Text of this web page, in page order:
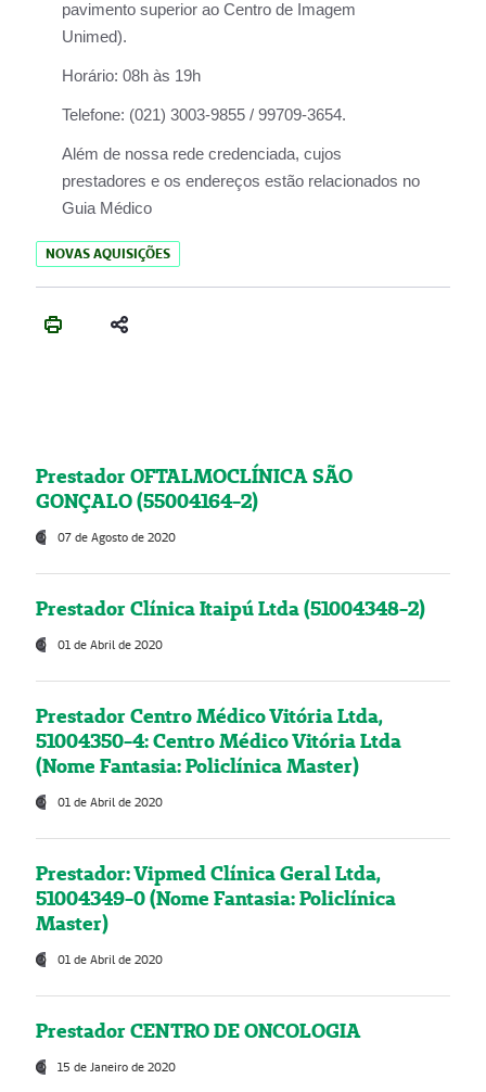
pavimento superior ao Centro de Imagem
Unimed).
Horário: 08h às 19h
Telefone: (021) 3003-9855 / 99709-3654.
Além de nossa rede credenciada, cujos
prestadores e os endereços estão relacionados no
Guia Médico
NOVAS AQUISIÇÕES
Prestador OFTALMOCLÍNICA SÃO
GONÇALO (55004164-2)
07 de Agosto de 2020
Prestador Clínica Itaipú Ltda (51004348-2)
01 de Abril de 2020
Prestador Centro Médico Vitória Ltda,
51004350-4: Centro Médico Vitória Ltda
(Nome Fantasia: Policlínica Master)
01 de Abril de 2020
Prestador: Vipmed Clínica Geral Ltda,
51004349-0 (Nome Fantasia: Policlínica
Master)
01 de Abril de 2020
Prestador CENTRO DE ONCOLOGIA
15 de Janeiro de 2020